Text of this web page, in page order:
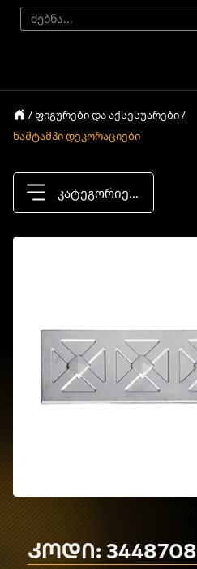
/ ფიგურები და აქსესუარები /
ნაშტამპი დეკორაციები
კატეგორიები
კოდი: 3448708